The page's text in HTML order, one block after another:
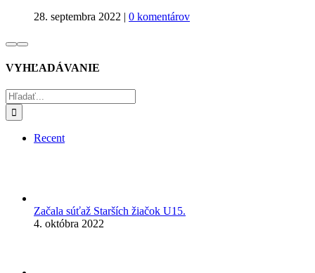
28. septembra 2022 | 0 komentárov
VYHĽADÁVANIE
Hľadať:
Recent
Začala súťaž Starších žiačok U15.
4. októbra 2022